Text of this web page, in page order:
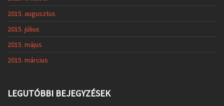
2015. augusztus
2015. július
2015. május
2015. március
LEGUTÓBBI BEJEGYZÉSEK